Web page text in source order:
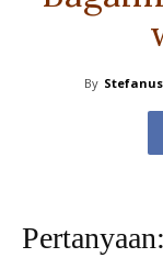
By
Pertanyaan: